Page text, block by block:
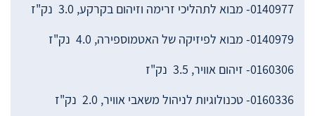
0140977- מבוא לתהליכי זרימה וזיהום בקרקע, 3.0 נק"ז
0140979- מבוא לפיזיקה של האטמוספירה, 4.0 נק"ז
0160306- זיהום אוויר, 3.5 נק"ז
0160336- טכנולוגיות לניהול משאבי אוויר, 2.0 נק"ז